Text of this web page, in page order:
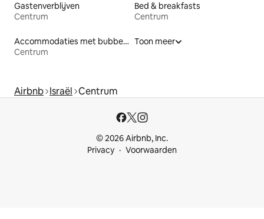
Gastenverblijven
Centrum
Bed & breakfasts
Centrum
Accommodaties met bubbelbad
Centrum
Toon meer
Airbnb Israël Centrum
© 2026 Airbnb, Inc.
Privacy
Voorwaarden